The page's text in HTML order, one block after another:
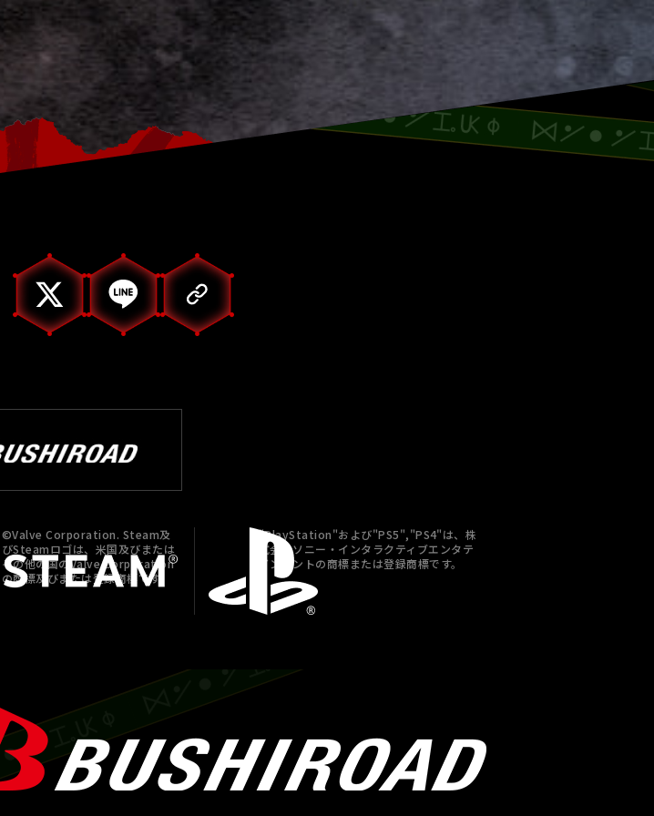
©Valve Corporation. Steam及
びSteamロゴは、米国及びまたは
その他の国のValve Corporation
の商標及びまたは登録商標です。
"PlayStation"および"PS5","PS4"は、株
式会社ソニー・インタラクティブエンタテ
インメントの商標または登録商標です。